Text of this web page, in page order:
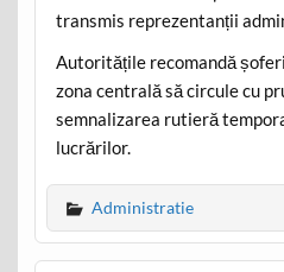
transmis reprezentanții
Autoritățile recomandă
zona centrală să circule cu
semnalizarea rutieră
lucrărilor.
Administratie